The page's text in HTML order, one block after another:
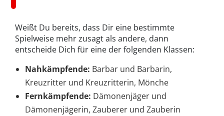
Weißt Du bereits, dass Dir eine bestimmte
Spielweise mehr zusagt als andere, dann
entscheide Dich für eine der folgenden Klassen:
Nahkämpfende: Barbar und Barbarin,
Kreuzritter und Kreuzritterin, Mönche
Fernkämpfende: Dämonenjäger und
Dämonenjägerin, Zauberer und Zauberin